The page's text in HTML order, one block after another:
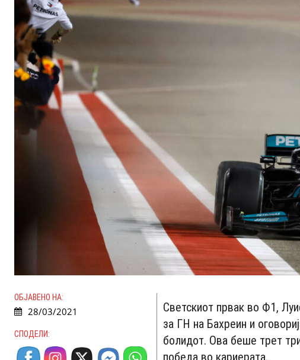
ОБЈАВЕНО НА:
28/03/2021
СПОДЕЛИ:
Светскиот првак во Ф1,
за ГН на Бахреин и
болидот. Ова беше трет
победа во кариерата.